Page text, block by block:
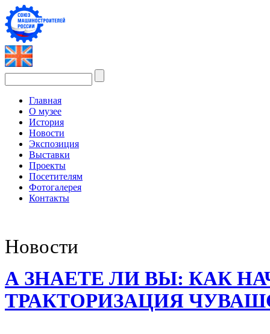
Главная
О музее
История
Новости
Экспозиция
Выставки
Проекты
Посетителям
Фотогалерея
Контакты
Новости
А ЗНАЕТЕ ЛИ ВЫ: КАК
ТРАКТОРИЗАЦИЯ